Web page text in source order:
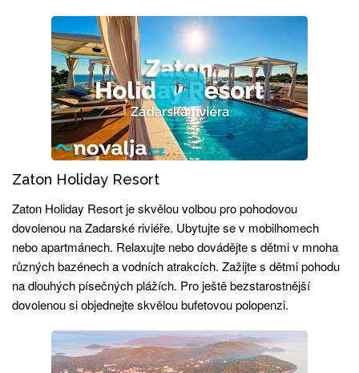
Zaton Holiday Resort
Zaton Holiday Resort je skvělou volbou pro pohodovou
dovolenou na Zadarské riviéře. Ubytujte se v mobilhomech
nebo apartmánech. Relaxujte nebo dovádějte s dětmi v mnoha
různých bazénech a vodních atrakcích. Zažijte s dětmi pohodu
na dlouhých písečných plážích. Pro ještě bezstarostnější
dovolenou si objednejte skvělou bufetovou polopenzi.